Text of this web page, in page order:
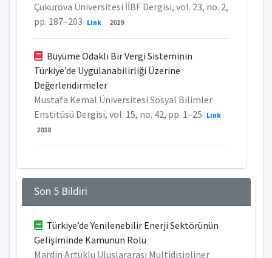
Çukurova Üniversitesi İİBF Dergisi, vol. 23, no. 2,
pp. 187–203 Link 2019
Büyüme Odaklı Bir Vergi Sisteminin
Türkiye’de Uygulanabilirliği Üzerine
Değerlendirmeler
Mustafa Kemal Üniversitesi Sosyal Bilimler
Enstitüsü Dergisi, vol. 15, no. 42, pp. 1–25 Link
2018
Son 5 Bildiri
Türkiye’de Yenilenebilir Enerji Sektörünün
Gelişiminde Kamunun Rolü
Mardin Artuklu Uluslararası Multidisipliner